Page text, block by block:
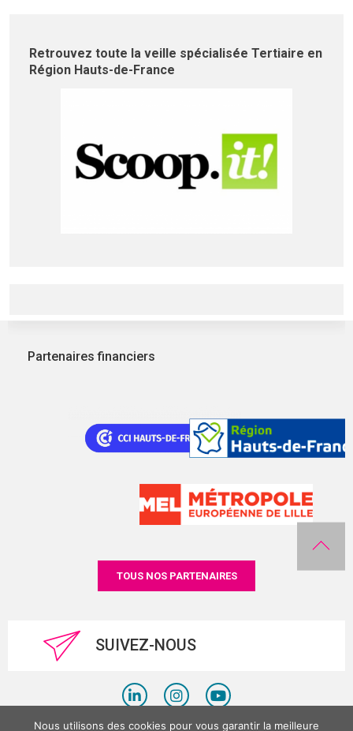
Retrouvez toute la veille spécialisée Tertiaire en
Région Hauts-de-France
Partenaires financiers
TOUS NOS PARTENAIRES
SUIVEZ-NOUS
Nous utilisons des cookies pour vous garantir la meilleure